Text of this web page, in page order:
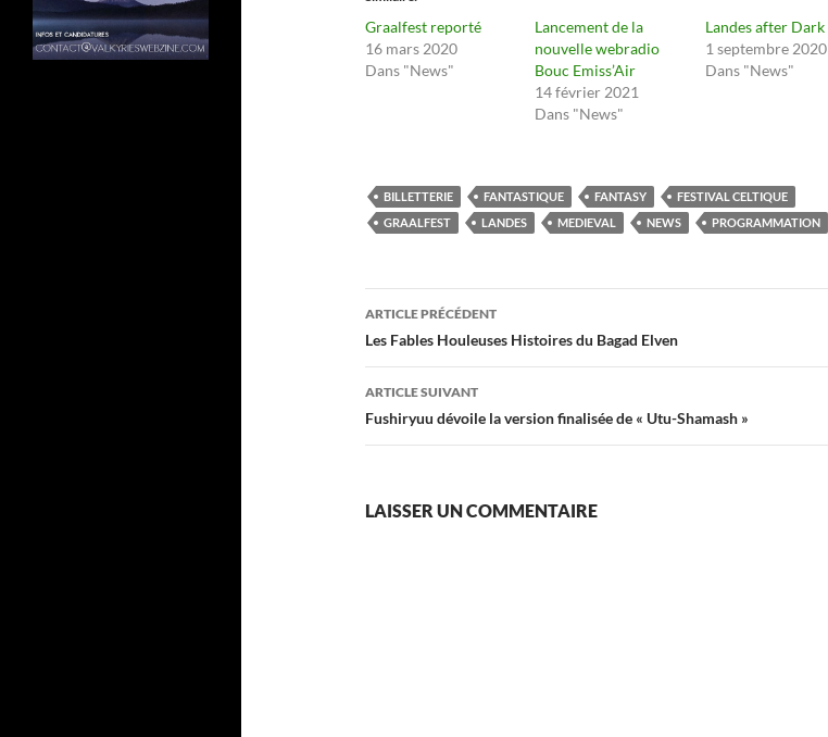
Graalfest reporté
16 mars 2020
Dans "News"
Lancement de la
nouvelle webradio
Bouc Emiss’Air
14 février 2021
Dans "News"
Landes after Dark
1 septembre 2020
Dans "News"
BILLETTERIE FANTASTIQUE FANTASY
FESTIVAL CELTIQUE
GRAALFEST
LANDES MEDIEVAL NEWS PROGRAMMATION
Navigation
des
articles
ARTICLE PRÉCÉDENT
Les Fables Houleuses Histoires du Bagad Elven
ARTICLE SUIVANT
Fushiryuu dévoile la version finalisée de « Utu-Shamash »
LAISSER UN COMMENTAIRE